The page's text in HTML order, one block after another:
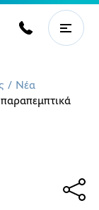
/ Νέα
παραπεμπτικά